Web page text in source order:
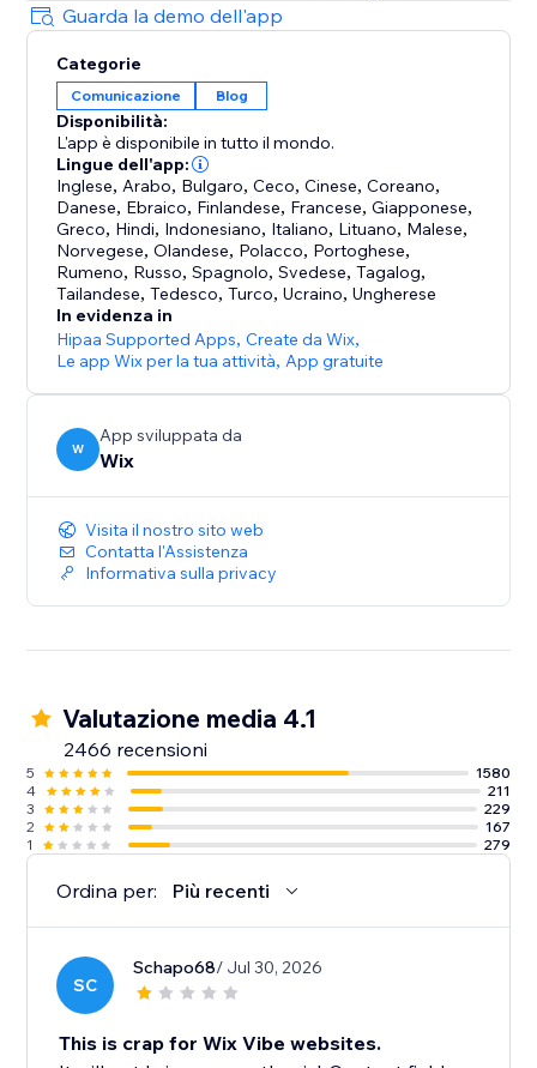
Guarda la demo dell'app
Categorie
Comunicazione Blog
Disponibilità:
L'app è disponibile in tutto il mondo.
Lingue dell'app:
Inglese, Arabo, Bulgaro,Ceco,Cinese,Coreano,
Danese, Ebraico, Finlandese, Francese,Giapponese,
Greco, Hindi, Indonesiano, Italiano, Lituano, Malese,
Norvegese,Olandese, Polacco, Portoghese,
Rumeno, Russo,Spagnolo,Svedese,Tagalog,
Tailandese,Tedesco,Turco,Ucraino,Ungherese
In evidenza in
Hipaa Supported Apps,Create da Wix,
Le app Wix per la tua attività, App gratuite
W
App sviluppata da
Wix
Visita il nostro sito web
Contatta l'Assistenza
Informativa sulla privacy
Valutazione media 4.1
2466 recensioni
5
1580
4
211
3
229
2
167
1
279
Ordina per: Più recenti
SC
Schapo68/ Jul 30, 2026
This is crap for Wix Vibe websites.